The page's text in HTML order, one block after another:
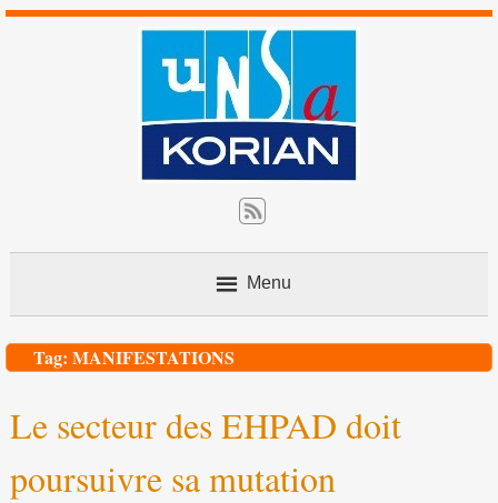
Menu
Contact
L’avis du juriste
Tag: MANIFESTATIONS
Le secteur des EHPAD doit
poursuivre sa mutation